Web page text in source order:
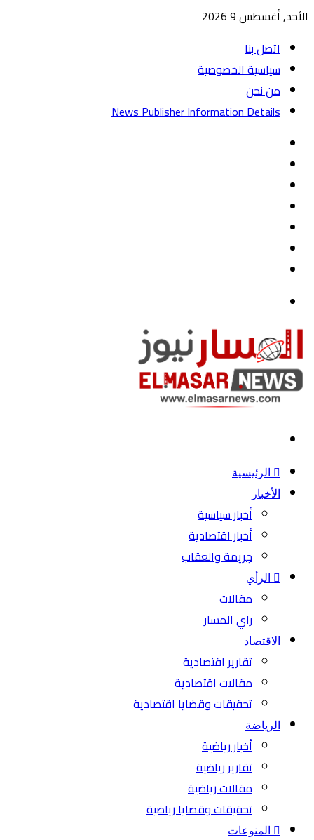
الأحد, أغسطس 9 2026
اتصل بنا
سياسية الخصوصية
من نحن
News Publisher Information Details
الرئيسية
الأخبار
أخبار سياسية
أخبار اقتصادية
جريمة والعقاب
الرأي
مقالات
راي المسار
الاقتصاد
تقارير اقتصادية
مقالات اقتصادية
تحقيقات وقضايا اقتصادية
الرياضة
أخبار رياضية
تقارير رياضية
مقالات رياضية
تحقيقات وقضايا رياضية
المنوعات